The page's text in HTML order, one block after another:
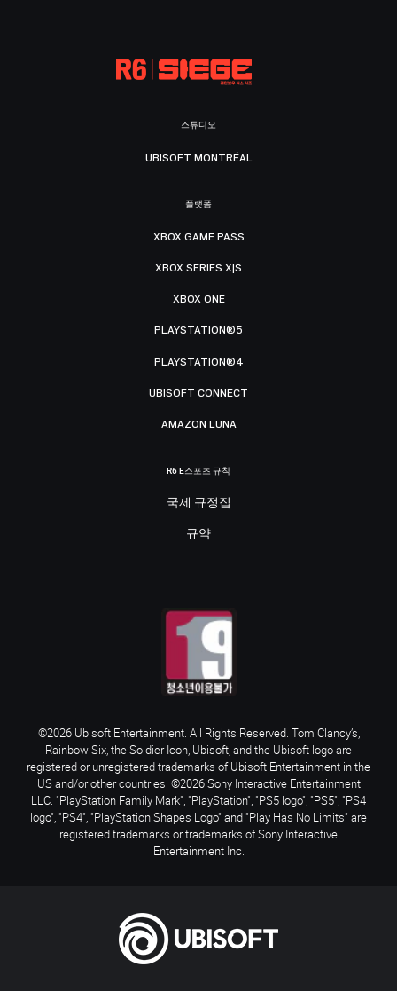
스튜디오
UBISOFT MONTRÉAL
플랫폼
XBOX GAME PASS
XBOX SERIES X|S
XBOX ONE
PLAYSTATION®5
PLAYSTATION®4
UBISOFT CONNECT
AMAZON LUNA
R6 E스포츠 규칙
국제 규정집
규약
©2026 Ubisoft Entertainment. All Rights Reserved. Tom Clancy’s,
Rainbow Six, the Soldier Icon, Ubisoft, and the Ubisoft logo are
registered or unregistered trademarks of Ubisoft Entertainment in the
US and/or other countries. ©2026 Sony Interactive Entertainment
LLC. "PlayStation Family Mark", "PlayStation", "PS5 logo", "PS5", "PS4
logo", "PS4", "PlayStation Shapes Logo" and "Play Has No Limits" are
registered trademarks or trademarks of Sony Interactive
Entertainment Inc.